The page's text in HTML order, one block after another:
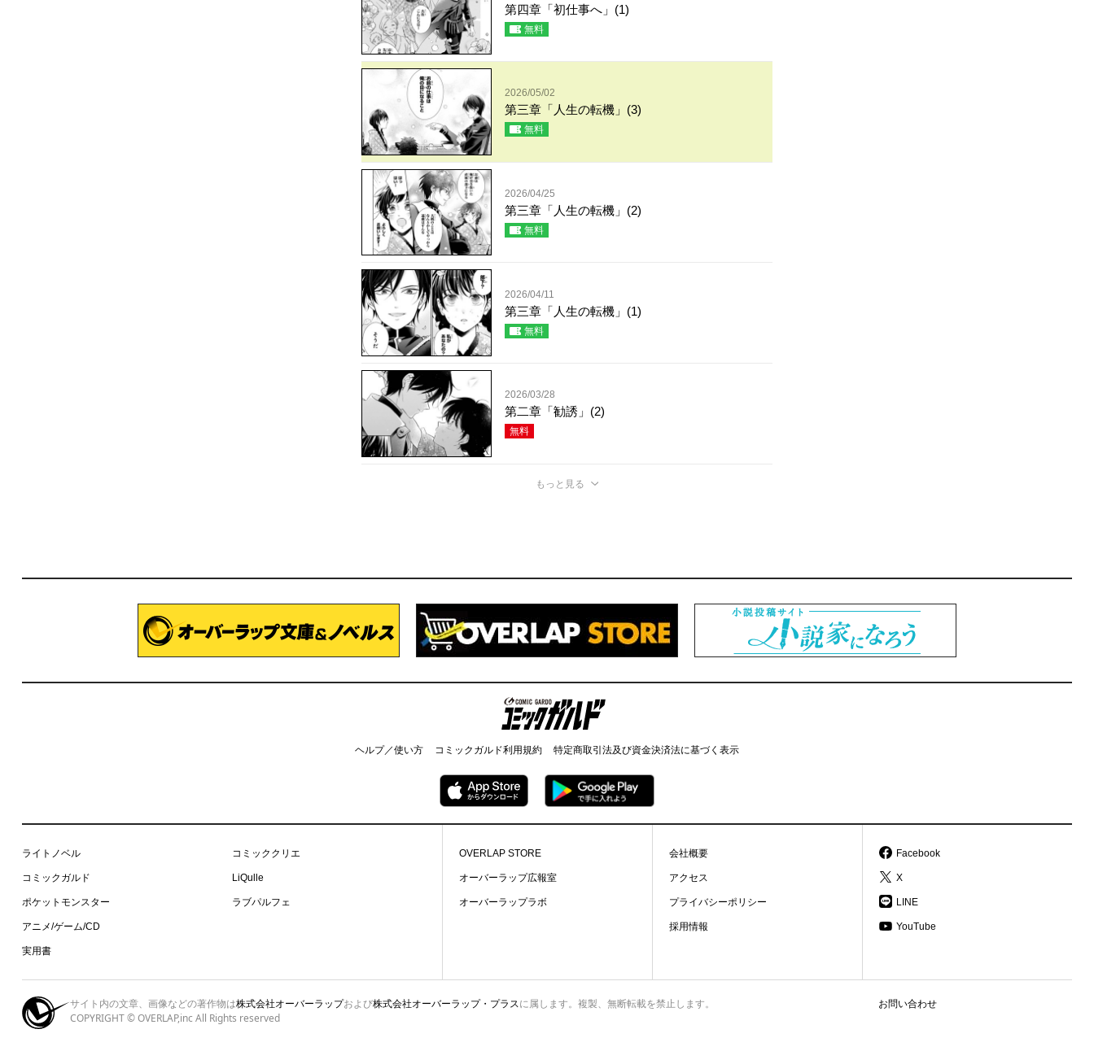
第四章「初仕事へ」(1)
無料
2026/05/02
第三章「人生の転機」(3)
無料
2026/04/25
第三章「人生の転機」(2)
無料
2026/04/11
第三章「人生の転機」(1)
無料
2026/03/28
第二章「勧誘」(2)
無料
もっと見る
コミックガルド
ヘルプ／使い方 コミックガルド利用規約 特定商取引法及び資金決済法に基づく表示
ライトノベル
コミックガルド
ポケットモンスター
アニメ/ゲーム/CD
実用書
コミッククリエ
LiQulle
ラブパルフェ
OVERLAP STORE
オーバーラップ広報室
オーバーラップラボ
会社概要
アクセス
プライバシーポリシー
採用情報
Facebook
X
LINE
YouTube
お問い合わせ
サイト内の文章、画像などの著作物は株式会社オーバーラップおよび株式会社オーバーラップ・プラス に属します。複製、無断転載を禁止します。
COPYRIGHT © OVERLAP,inc All Rights reserved